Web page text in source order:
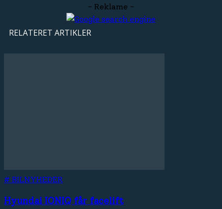
- Reklame -
RELATERET ARTIKLER
# BILNYHEDER
Hyundai IONIQ får facelift